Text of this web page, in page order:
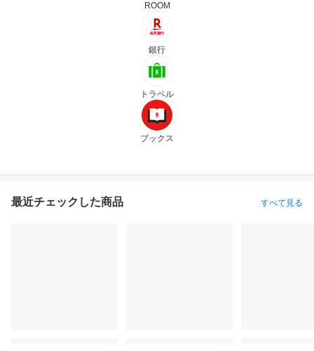
ROOM
銀行
トラベル
ブックス
最近チェックした商品 すべて見る